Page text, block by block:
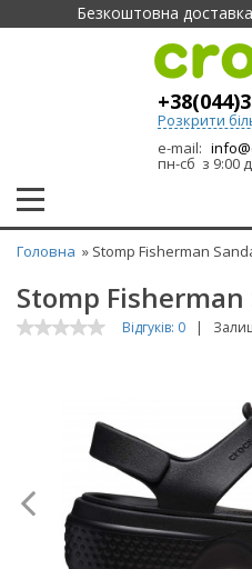
Безкоштовна
Розкрити
e-mail:
пн-сб з 9:00
Головна » Stomp Fisherman
Stomp Fisherman
Відгуків: 0 |